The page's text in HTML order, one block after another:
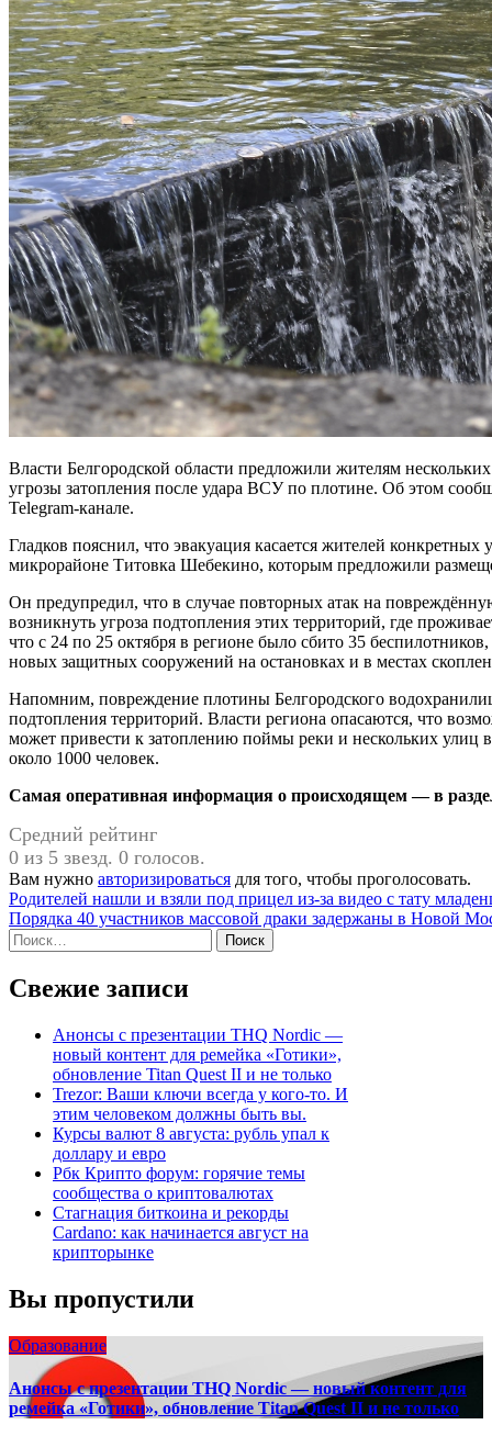
Власти Белгородской области предложили жителям
угрозы затопления после удара ВСУ по плотине. Об этом
Telegram-канале.
Гладков пояснил, что эвакуация касается жителей
микрорайоне Титовка Шебекино, которым предложили
Он предупредил, что в случае повторных атак на
возникнуть угроза подтопления этих территорий, где
что с 24 по 25 октября в регионе было сбито 35
новых защитных сооружений на остановках и в местах
Напомним, повреждение плотины Белгородского
подтопления территорий. Власти региона опасаются, что
может привести к затоплению поймы реки и нескольких улиц
около 1000 человек.
Самая оперативная информация о происходящем — в
Средний рейтинг
0 из 5 звезд. 0 голосов.
Вам нужно авторизироваться для того, чтобы проголосовать.
Навигация
по
записям
Родителей нашли и взяли под прицел из-за видео с тату
Порядка 40 участников массовой драки задержаны в Новой
Найти:
Свежие записи
Анонсы с презентации THQ Nordic —
новый контент для ремейка «Готики»,
обновление Titan Quest II и не только
Trezor: Ваши ключи всегда у кого-то. И
этим человеком должны быть вы.
Курсы валют 8 августа: рубль упал к
доллару и евро
Рбк Крипто форум: горячие темы
сообщества о криптовалютах
Стагнация биткоина и рекорды
Cardano: как начинается август на
крипторынке
Вы пропустили
Образование
Анонсы с презентации THQ Nordic — новый контент для
ремейка «Готики», обновление Titan Quest II и не только